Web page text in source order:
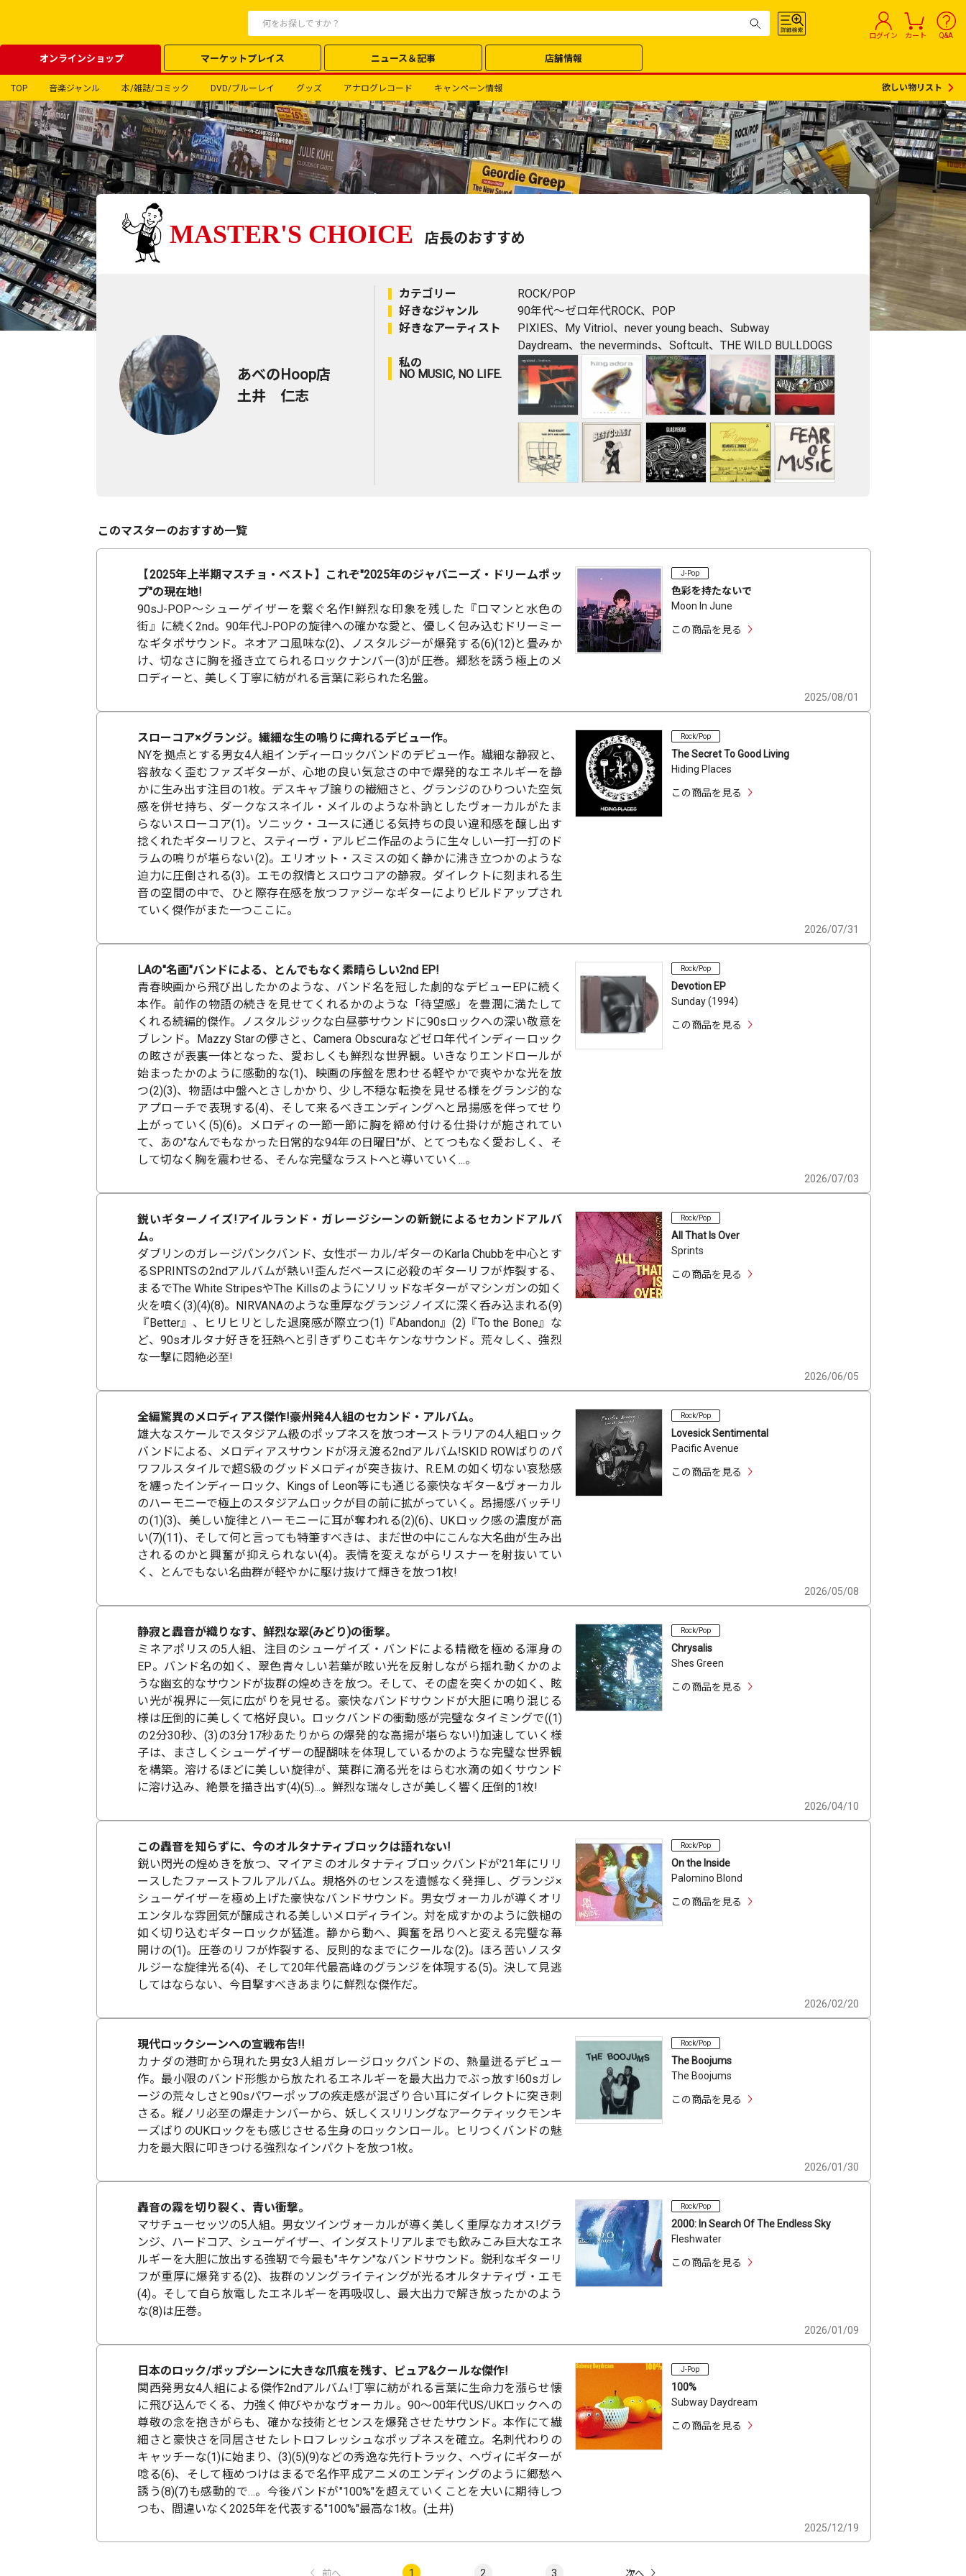
ログイン カート Q&A
オンラインショップ マーケットプレイス ニュース＆記事 店舗情報
TOP 音楽ジャンル 本/雑誌/コミック DVD/ブルーレイ グッズ アナログレコード キャンペーン情報 欲しい物リスト
MASTER'S CHOICE 店長のおすすめ
あべのHoop店
土井 仁志
カテゴリー
ROCK/POP
好きなジャンル
90年代〜ゼロ年代ROCK、POP
好きなアーティスト
PIXIES、My Vitriol、never young beach、Subway
Daydream、the neverminds、Softcult、THE WILD BULLDOGS
私の
NO MUSIC, NO LIFE.
このマスターのおすすめ一覧
【2025年上半期マスチョ・ベスト】これぞ"2025年のジャパニーズ・ドリームポッ
プ"の現在地!
90sJ-POP～シューゲイザーを繋ぐ名作!鮮烈な印象を残した『ロマンと水色の
街』に続く2nd。90年代J-POPの旋律への確かな愛と、優しく包み込むドリーミー
なギタポサウンド。ネオアコ風味な(2)、ノスタルジーが爆発する(6)(12)と畳みか
け、切なさに胸を掻き立てられるロックナンバー(3)が圧巻。郷愁を誘う極上のメ
ロディーと、美しく丁寧に紡がれる言葉に彩られた名盤。
J-Pop
色彩を持たないで
Moon In June
この商品を見る
2025/08/01
スローコア×グランジ。繊細な生の鳴りに痺れるデビュー作。
NYを拠点とする男女4人組インディーロックバンドのデビュー作。繊細な静寂と、
容赦なく歪むファズギターが、心地の良い気怠さの中で爆発的なエネルギーを静
かに生み出す注目の1枚。デスキャブ譲りの繊細さと、グランジのひりついた空気
感を併せ持ち、ダークなスネイル・メイルのような朴訥としたヴォーカルがたま
らないスローコア(1)。ソニック・ユースに通じる気持ちの良い違和感を醸し出す
捻くれたギターリフと、スティーヴ・アルビニ作品のように生々しい一打一打のド
ラムの鳴りが堪らない(2)。エリオット・スミスの如く静かに沸き立つかのような
迫力に圧倒される(3)。エモの叙情とスロウコアの静寂。ダイレクトに刻まれる生
音の空間の中で、ひと際存在感を放つファジーなギターによりビルドアップされ
ていく傑作がまた一つここに。
Rock/Pop
The Secret To Good Living
Hiding Places
この商品を見る
2026/07/31
LAの"名画"バンドによる、とんでもなく素晴らしい2nd EP!
青春映画から飛び出したかのような、バンド名を冠した劇的なデビューEPに続く
本作。前作の物語の続きを見せてくれるかのような「待望感」を豊潤に満たして
くれる続編的傑作。ノスタルジックな白昼夢サウンドに90sロックへの深い敬意を
ブレンド。Mazzy Starの儚さと、Camera Obscuraなどゼロ年代インディーロック
の眩さが表裏一体となった、愛おしくも鮮烈な世界観。いきなりエンドロールが
始まったかのように感動的な(1)、映画の序盤を思わせる軽やかで爽やかな光を放
つ(2)(3)、物語は中盤へとさしかかり、少し不穏な転換を見せる様をグランジ的な
アプローチで表現する(4)、そして来るべきエンディングへと昂揚感を伴ってせり
上がっていく(5)(6)。メロディの一節一節に胸を締め付ける仕掛けが施されてい
て、あの"なんでもなかった日常的な94年の日曜日"が、とてつもなく愛おしく、そ
して切なく胸を震わせる、そんな完璧なラストへと導いていく...。
Rock/Pop
Devotion EP
Sunday (1994)
この商品を見る
2026/07/03
鋭いギターノイズ!アイルランド・ガレージシーンの新鋭によるセカンドアルバ
ム。
ダブリンのガレージパンクバンド、女性ボーカル/ギターのKarla Chubbを中心とす
るSPRINTSの2ndアルバムが熱い!歪んだベースに必殺のギターリフが炸裂する、
まるでThe White StripesやThe Killsのようにソリッドなギターがマシンガンの如く
火を噴く(3)(4)(8)。NIRVANAのような重厚なグランジノイズに深く呑み込まれる(9)
『Better』、ヒリヒリとした退廃感が際立つ(1)『Abandon』(2)『To the Bone』な
ど、90sオルタナ好きを狂熱へと引きずりこむキケンなサウンド。荒々しく、強烈
な一撃に悶絶必至!
Rock/Pop
All That Is Over
Sprints
この商品を見る
2026/06/05
全編驚異のメロディアス傑作!豪州発4人組のセカンド・アルバム。
雄大なスケールでスタジアム級のポップネスを放つオーストラリアの4人組ロック
バンドによる、メロディアスサウンドが冴え渡る2ndアルバム!SKID ROWばりのパ
ワフルスタイルで超S級のグッドメロディが突き抜け、R.E.M.の如く切ない哀愁感
を纏ったインディーロック、Kings of Leon等にも通じる豪快なギター&ヴォーカル
のハーモニーで極上のスタジアムロックが目の前に拡がっていく。昂揚感バッチリ
の(1)(3)、美しい旋律とハーモニーに耳が奪われる(2)(6)、UKロック感の濃度が高
い(7)(11)、そして何と言っても特筆すべきは、まだ世の中にこんな大名曲が生み出
されるのかと興奮が抑えられない(4)。表情を変えながらリスナーを射抜いてい
く、とんでもない名曲群が軽やかに駆け抜けて輝きを放つ1枚!
Rock/Pop
Lovesick Sentimental
Pacific Avenue
この商品を見る
2026/05/08
静寂と轟音が織りなす、鮮烈な翠(みどり)の衝撃。
ミネアポリスの5人組、注目のシューゲイズ・バンドによる精緻を極める渾身の
EP。バンド名の如く、翠色青々しい若葉が眩い光を反射しながら揺れ動くかのよ
うな幽玄的なサウンドが抜群の煌めきを放つ。そして、その虚を突くかの如く、眩
い光が視界に一気に広がりを見せる。豪快なバンドサウンドが大胆に鳴り混じる
様は圧倒的に美しくて格好良い。ロックバンドの衝動感が完璧なタイミングで((1)
の2分30秒、(3)の3分17秒あたりからの爆発的な高揚が堪らない!)加速していく様
子は、まさしくシューゲイザーの醍醐味を体現しているかのような完璧な世界観
を構築。溶けるほどに美しい旋律が、葉群に滴る光をはらむ水滴の如くサウンド
に溶け込み、絶景を描き出す(4)(5)...。鮮烈な瑞々しさが美しく響く圧倒的1枚!
Rock/Pop
Chrysalis
Shes Green
この商品を見る
2026/04/10
この轟音を知らずに、今のオルタナティブロックは語れない!
鋭い閃光の煌めきを放つ、マイアミのオルタナティブロックバンドが'21年にリリ
ースしたファーストフルアルバム。規格外のセンスを遺憾なく発揮し、グランジ×
シューゲイザーを極め上げた豪快なバンドサウンド。男女ヴォーカルが導くオリ
エンタルな雰囲気が醸成される美しいメロディライン。対を成すかのように鉄槌の
如く切り込むギターロックが猛進。静から動へ、興奮を昂りへと変える完璧な幕
開けの(1)。圧巻のリフが炸裂する、反則的なまでにクールな(2)。ほろ苦いノスタ
ルジーな旋律光る(4)、そして20年代最高峰のグランジを体現する(5)。決して見逃
してはならない、今目撃すべきあまりに鮮烈な傑作だ。
Rock/Pop
On the Inside
Palomino Blond
この商品を見る
2026/02/20
現代ロックシーンへの宣戦布告!!
カナダの港町から現れた男女3人組ガレージロックバンドの、熱量迸るデビュー
作。最小限のバンド形態から放たれるエネルギーを最大出力でぶっ放す!60sガレ
ージの荒々しさと90sパワーポップの疾走感が混ざり合い耳にダイレクトに突き刺
さる。縦ノリ必至の爆走ナンバーから、妖しくスリリングなアークティックモンキ
ーズばりのUKロックをも感じさせる生身のロックンロール。ヒリつくバンドの魅
力を最大限に叩きつける強烈なインパクトを放つ1枚。
Rock/Pop
The Boojums
The Boojums
この商品を見る
2026/01/30
轟音の霧を切り裂く、青い衝撃。
マサチューセッツの5人組。男女ツインヴォーカルが導く美しく重厚なカオス!グラ
ンジ、ハードコア、シューゲイザー、インダストリアルまでも飲みこみ巨大なエネ
ルギーを大胆に放出する強靭で今最も"キケン"なバンドサウンド。鋭利なギターリ
フが重厚に爆発する(2)、抜群のソングライティングが光るオルタナティヴ・エモ
(4)。そして自ら放電したエネルギーを再吸収し、最大出力で解き放ったかのよう
な(8)は圧巻。
Rock/Pop
2000: In Search Of The Endless Sky
Fleshwater
この商品を見る
2026/01/09
日本のロック/ポップシーンに大きな爪痕を残す、ピュア&クールな傑作!
関西発男女4人組による傑作2ndアルバム!丁寧に紡がれる言葉に生命力を漲らせ懐
に飛び込んでくる、力強く伸びやかなヴォーカル。90～00年代US/UKロックへの
尊敬の念を抱きがらも、確かな技術とセンスを爆発させたサウンド。本作にて繊
細さと豪快さを同居させたレトロフレッシュなポップネスを確立。名刺代わりの
キャッチーな(1)に始まり、(3)(5)(9)などの秀逸な先行トラック、ヘヴィにギターが
唸る(6)、そして極めつけはまるで名作平成アニメのエンディングのように郷愁へ
誘う(8)(7)も感動的で…。今後バンドが"100%"を超えていくことを大いに期待しつ
つも、間違いなく2025年を代表する"100%"最高な1枚。(土井)
J-Pop
100%
Subway Daydream
この商品を見る
2025/12/19
前へ 1 2 3 次へ